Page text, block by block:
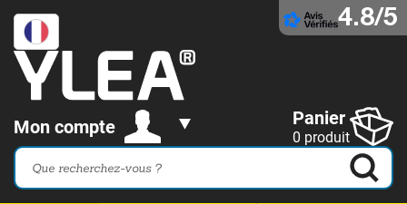
4.8/5
Mon compte Panier
0 produit